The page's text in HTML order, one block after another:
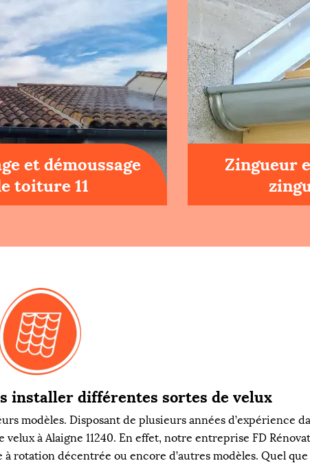
et démoussage
toiture 11
Zingueur
installer différentes sortes de velux
modèles. Disposant de plusieurs années d’expérience
à Alaigne 11240. En effet, notre entreprise FD
rotation décentrée ou encore d’autres modèles. Quel